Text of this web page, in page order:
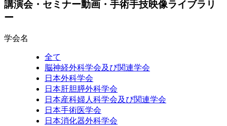
講演会・セミナー動画・手術手技映像ライブラリ
ー
学会名
全て
脳神経外科学会及び関連学会
日本外科学会
日本肝胆膵外科学会
日本産科婦人科学会及び関連学会
日本手術医学会
日本消化器外科学会